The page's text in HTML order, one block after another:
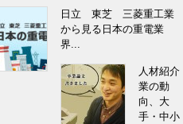
日立 東芝 三菱重工業
から見る日本の重電業
界...
人材紹介
業の動
向、大
手・中小